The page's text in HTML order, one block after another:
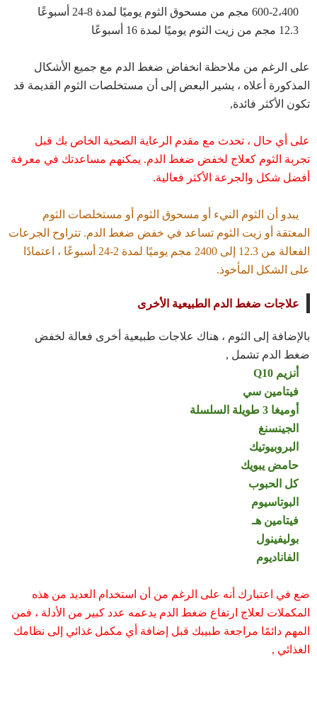
على الرغم من ملاحظة انخفاض ضغط الدم مع جميع الأشكال
المذكورة أعلاه ، يشير البعض إلى أن مستخلصات الثوم القديمة قد
تكون الأكثر فائدة,
على أي حال ، تحدث مع مقدم الرعاية الصحية الخاص بك قبل
تجربة الثوم كعلاج لخفض ضغط الدم. يمكنهم مساعدتك في معرفة
أفضل شكل والجرعة الأكثر فعالية.
يبدو أن الثوم النيء أو مسحوق الثوم أو مستخلصات الثوم
المعتقة أو زيت الثوم تساعد في خفض ضغط الدم. تتراوح الجرعات
الفعالة من 12.3 إلى 2400 مجم يوميًا لمدة 2-24 أسبوعًا ، اعتمادًا
على الشكل المأخوذ.
علاجات ضغط الدم الطبيعية الأخرى
بالإضافة إلى الثوم ، هناك علاجات طبيعية أخرى فعالة لخفض
ضغط الدم تشمل ,
أنزيم Q10
فيتامين سي
أوميغا 3 طويلة السلسلة
الجينسنغ
البروبيوتيك
حامض يبويك
كل الحبوب
البوتاسيوم
فيتامين هـ
بوليفينول
الفاناديوم
ضع في اعتبارك أنه على الرغم من أن استخدام العديد من هذه
المكملات لعلاج ارتفاع ضغط الدم يدعمه عدد كبير من الأدلة ، فمن
المهم دائمًا مراجعة طبيبك قبل إضافة أي مكمل غذائي إلى نظامك
الغذائي ,